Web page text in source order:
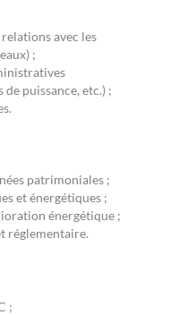
avec les
;
puissance, etc.) ;
patrimoniales ;
et énergétiques ;
énergétique ;
réglementaire.
;